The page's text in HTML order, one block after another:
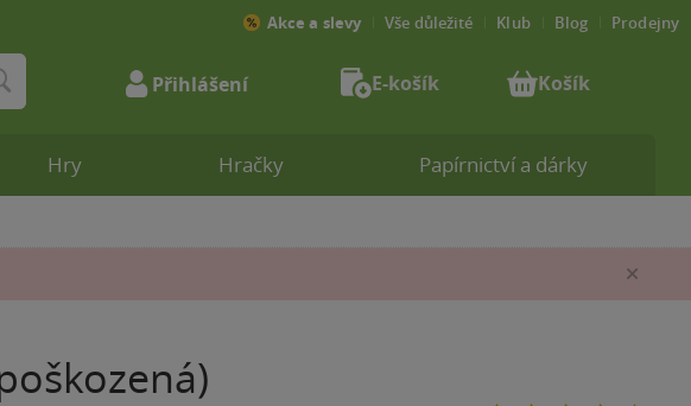
Hry Hračky Papírnictví a dárky
Akce a slevy Vše důležité Klub Blog Prodejny
Přihlášení E-košík Košík